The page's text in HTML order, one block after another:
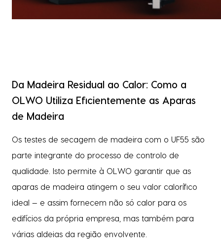
Da Madeira Residual ao Calor: Como a
OLWO Utiliza Eficientemente as Aparas
de Madeira
Os testes de secagem de madeira com o UF55 são
parte integrante do processo de controlo de
qualidade. Isto permite à OLWO garantir que as
aparas de madeira atingem o seu valor calorífico
ideal — e assim fornecem não só calor para os
edifícios da própria empresa, mas também para
várias aldeias da região envolvente.